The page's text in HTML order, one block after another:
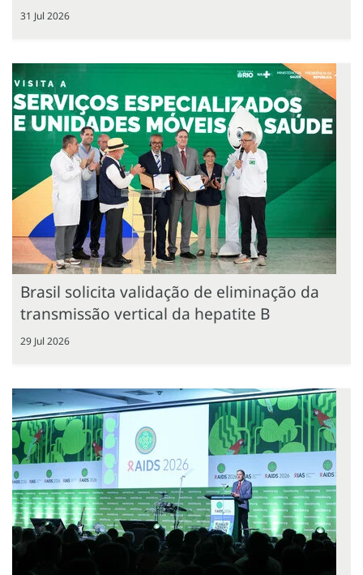
31 Jul 2026
Brasil solicita validação de eliminação da
transmissão vertical da hepatite B
29 Jul 2026